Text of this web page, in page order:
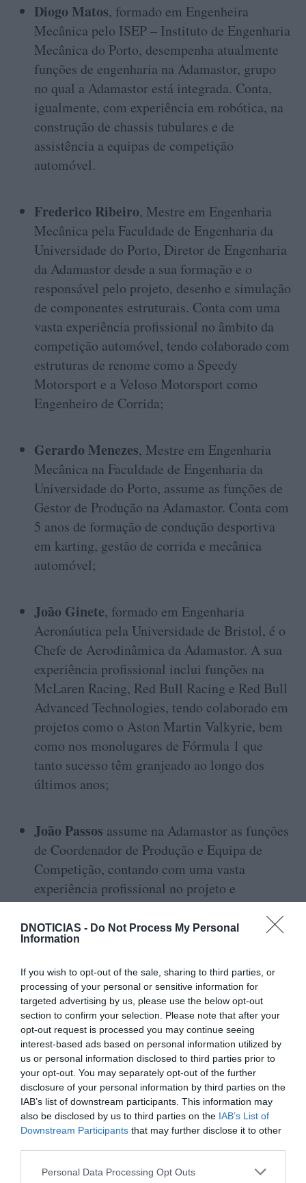
DNOTICIAS - Do Not Process My Personal
Information
If you wish to opt-out of the sale, sharing to third parties, or
processing of your personal or sensitive information for
targeted advertising by us, please use the below opt-out
section to confirm your selection. Please note that after your
opt-out request is processed you may continue seeing
interest-based ads based on personal information utilized by
us or personal information disclosed to third parties prior to
your opt-out. You may separately opt-out of the further
disclosure of your personal information by third parties on the
IAB’s list of downstream participants. This information may
also be disclosed by us to third parties on the IAB’s List of
Downstream Participants that may further disclose it to other
Please note that this website/app uses one or more Google
Personal Data Processing Opt Outs
Diogo Matos, formado em Engenheira
Mecânica pelo ISEP – Instituto de Engenharia
Mecânica do Porto, desempenha atualmente
funções de engenharia na Adamastor, grupo
no qual a Adamastor está integrada. Conta,
igualmente, com experiência em robótica, na
construção de chassis tubulares e de
assistência a equipas de competição
automóvel.
Frederico Ribeiro, Mestre em Engenharia
Mecânica pela Faculdade de Engenharia da
Universidade do Porto, Diretor de Engenharia
da Adamastor desde a sua formação e o
responsável pelo projeto, desenho e simulação
de componentes estruturais. Conta com uma
vasta experiência profissional no âmbito da
competição automóvel, tendo colaborado com
estruturas de renome como a Speedy
Motorsport e a Veloso Motorsport como
Engenheiro de Corrida;
Gerardo Menezes, Mestre em Engenharia
Mecânica na Faculdade de Engenharia da
Universidade do Porto, assume as funções de
Gestor de Produção na Adamastor. Conta com
5 anos de formação de condução desportiva
em karting, gestão de corrida e mecânica
automóvel;
João Ginete, formado em Engenharia
Aeronáutica pela Universidade de Bristol, é o
Chefe de Aerodinâmica da Adamastor. A sua
experiência profissional inclui funções na
McLaren Racing, Red Bull Racing e Red Bull
Advanced Technologies, tendo colaborado em
projetos como o Aston Martin Valkyrie, bem
como nos monolugares de Fórmula 1 que
tanto sucesso têm granjeado ao longo dos
últimos anos;
João Passos assume na Adamastor as funções
de Coordenador de Produção e Equipa de
Competição, contando com uma vasta
experiência profissional no projeto e
construção de viaturas de competição. Em
conjunto com o falecidoAlfredo Matos
fundou a DBE Chassis and Suspension
Engineering, empresa com um vasto currículo
na construção de automóveis de competição,
sejam veículos clássicos ou modelos
contemporâneos.
Nuno Silva desempenha as funções de
Técnico de Compósitos na Adamastor. Com
mais de 15 anos de experiência em laminação
de fibras e outros materiais compósitos,
executa, atualmente, as tarefas de corte de
núcleos e tratamento de placas de epoxy para